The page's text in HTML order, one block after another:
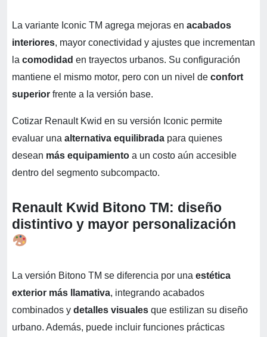
La variante Iconic TM agrega mejoras en acabados
interiores, mayor conectividad y ajustes que incrementan
la comodidad en trayectos urbanos. Su configuración
mantiene el mismo motor, pero con un nivel de confort
superior frente a la versión base.
Cotizar Renault Kwid en su versión Iconic permite
evaluar una alternativa equilibrada para quienes
desean más equipamiento a un costo aún accesible
dentro del segmento subcompacto.
Renault Kwid Bitono TM: diseño
distintivo y mayor personalización
La versión Bitono TM se diferencia por una estética
exterior más llamativa, integrando acabados
combinados y detalles visuales que estilizan su diseño
urbano. Además, puede incluir funciones prácticas